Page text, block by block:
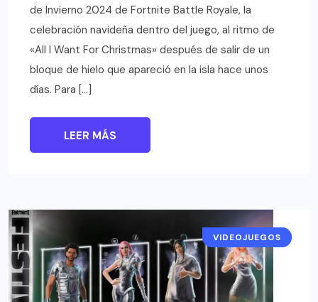
de Invierno 2024 de Fortnite Battle Royale, la
celebración navideña dentro del juego, al ritmo de
«All I Want For Christmas» después de salir de un
bloque de hielo que apareció en la isla hace unos
días. Para […]
LEER MÁS
NOTICIAS
VIDEOJUEGOS